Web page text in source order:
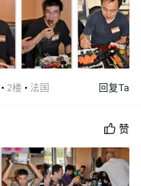
2楼 法国 回复Ta
赞